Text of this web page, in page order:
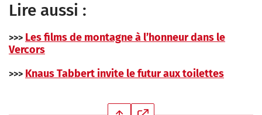
Lire aussi :
>>> Les films de montagne à l’honneur dans le
Vercors
>>> Knaus Tabbert invite le futur aux toilettes